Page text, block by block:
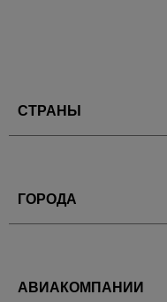
СТРАНЫ
ГОРОДА
АВИАКОМПАНИИ